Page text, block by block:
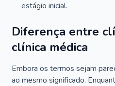
estágio inicial.
Diferença entre
clínica médica
Embora os termos sejam
ao mesmo significado.